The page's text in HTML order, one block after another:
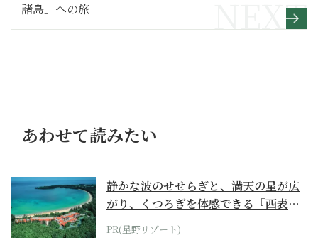
諸島」への旅
あわせて読みたい
静かな波のせせらぎと、満天の星が広
がり、くつろぎを体感できる『西表島
ホテル by...
PR(星野リゾート)